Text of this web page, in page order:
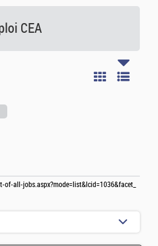
CEA
all-jobs.aspx?mode=list&lcid=1036&facet_